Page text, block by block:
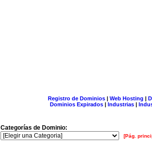
Registro de Dominios| Web Hosting |
Dominios Expirados | Industrias |
Categorías de Dominio:
[Pág.